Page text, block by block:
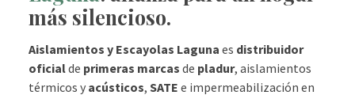
más silencioso.
Aislamientos y Escayolas Laguna es distribuidor
oficialde primeras marcas de pladur, aislamientos
térmicos y acústicos, SATE e impermeabilización en